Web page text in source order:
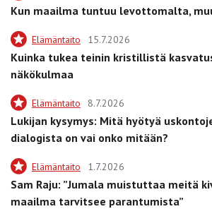
Kun maailma tuntuu levottomalta,
Elämäntaito 15.7.2026
Kuinka tukea teinin kristillistä
näkökulmaa
Elämäntaito 8.7.2026
Lukijan kysymys: Mitä hyötyä
dialogista on vai onko mitään?
Elämäntaito 1.7.2026
Sam Raju: ”Jumala muistuttaa meitä
maailma tarvitsee parantumista”